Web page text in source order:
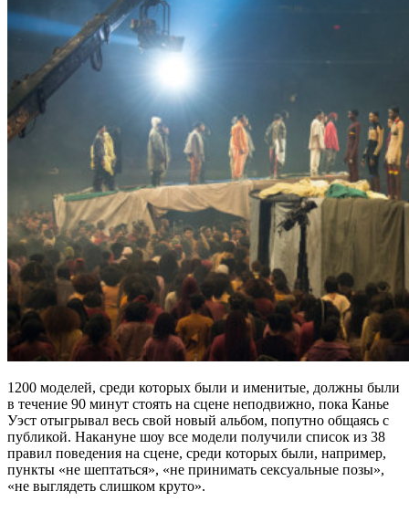
1200 моделей, среди которых были и именитые, должны были
в течение 90 минут стоять на сцене неподвижно, пока Канье
Уэст отыгрывал весь свой новый альбом, попутно общаясь с
публикой. Накануне шоу все модели получили список из 38
правил поведения на сцене, среди которых были, например,
пункты «не шептаться», «не принимать сексуальные позы»,
«не выглядеть слишком круто».